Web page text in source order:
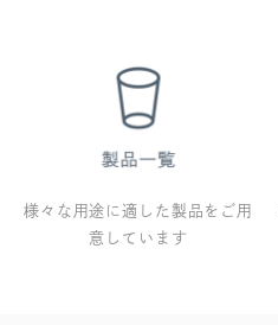
様々な用途に適した製品をご用
意しています